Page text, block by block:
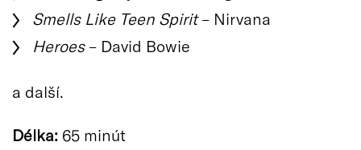
Smells Like Teen Spirit– Nirvana
Heroes– David Bowie
a další.
Délka: 65 minút